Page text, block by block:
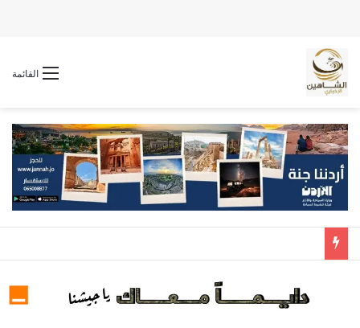
القائمة